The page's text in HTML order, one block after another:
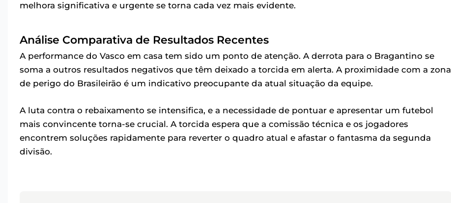
melhora significativa e urgente se torna cada vez mais evidente.
Análise Comparativa de Resultados Recentes
A performance do Vasco em casa tem sido um ponto de atenção. A derrota para o Bragantino se
soma a outros resultados negativos que têm deixado a torcida em alerta. A proximidade com a zona
de perigo do Brasileirão é um indicativo preocupante da atual situação da equipe.
A luta contra o rebaixamento se intensifica, e a necessidade de pontuar e apresentar um futebol
mais convincente torna-se crucial. A torcida espera que a comissão técnica e os jogadores
encontrem soluções rapidamente para reverter o quadro atual e afastar o fantasma da segunda
divisão.